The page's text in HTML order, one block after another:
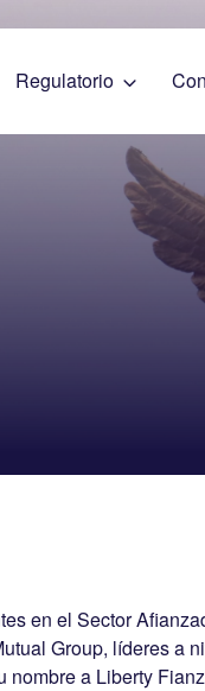
Regulatorio
en el Sector
Group, líderes a
nombre a Liberty